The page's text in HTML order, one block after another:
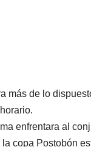
más de lo
enfrentara al
la copa Postobón